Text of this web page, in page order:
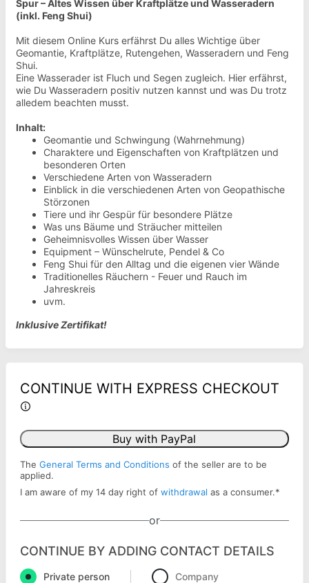
Spur – Altes Wissen über Kraftplätze und Wasseradern
(inkl. Feng Shui)
Mit diesem Online Kurs erfährst Du alles Wichtige über
Geomantie, Kraftplätze, Rutengehen, Wasseradern und Feng
Shui.
Eine Wasserader ist Fluch und Segen zugleich. Hier erfährst,
wie Du Wasseradern positiv nutzen kannst und was Du trotz
alledem beachten musst.
Inhalt:
Geomantie und Schwingung (Wahrnehmung)
Charaktere und Eigenschaften von Kraftplätzen und
besonderen Orten
Verschiedene Arten von Wasseradern
Einblick in die verschiedenen Arten von Geopathische
Störzonen
Tiere und ihr Gespür für besondere Plätze
Was uns Bäume und Sträucher mitteilen
Geheimnisvolles Wissen über Wasser
Equipment – Wünschelrute, Pendel & Co
Feng Shui für den Alltag und die eigenen vier Wände
Traditionelles Räuchern - Feuer und Rauch im
Jahreskreis
uvm.
Inklusive Zertifikat!
CONTINUE WITH EXPRESS CHECKOUT
Buy with PayPal
The General Terms and Conditions of the seller are to be
applied.
I am aware of my 14 day right of withdrawal as a consumer.*
or
CONTINUE BY ADDING CONTACT DETAILS
Private person Company